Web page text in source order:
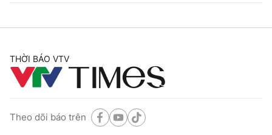
THỜI BÁO VTV
Theo dõi báo trên